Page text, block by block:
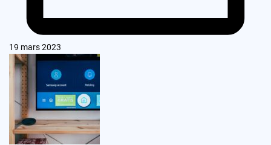
19 mars 2023